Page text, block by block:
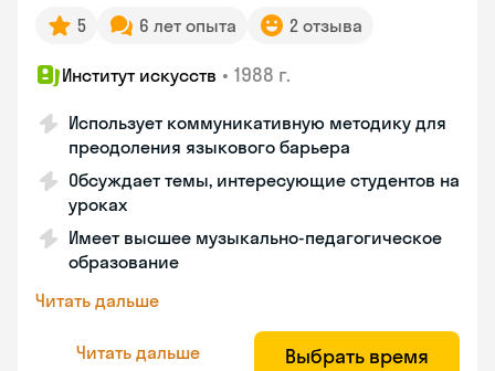
5 6 лет опыта 2 отзыва
Институт искусств • 1988 г.
Использует коммуникативную методику для
преодоления языкового барьера
Обсуждает темы, интересующие студентов на
уроках
Имеет высшее музыкально-педагогическое
образование
Читать дальше
Читать дальше Выбрать время